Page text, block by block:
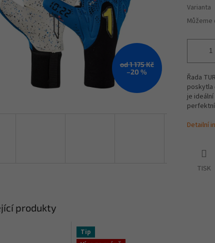
od 1 175 Kč
–20 %
Varianta
Řada
poskytla
je
Detailní
TISK
produkty
Tip